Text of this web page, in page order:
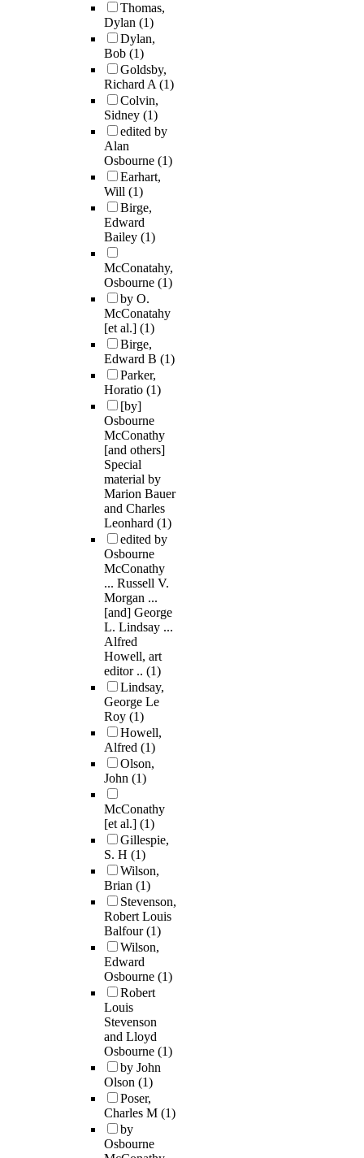
Thomas,
Dylan (1)
Dylan,
Bob (1)
Goldsby,
Richard A(1)
Colvin,
Sidney (1)
edited by
Alan
Osbourne (1)
Earhart,
Will (1)
Birge,
Edward
Bailey (1)
McConatahy,
Osbourne (1)
by O.
McConatahy
[et al.] (1)
Birge,
Edward B (1)
Parker,
Horatio (1)
[by]
Osbourne
McConathy
[and others]
Special
material by
Marion Bauer
and Charles
Leonhard (1)
edited by
Osbourne
McConathy
... Russell V.
Morgan ...
[and] George
L. Lindsay ...
Alfred
Howell, art
editor .. (1)
Lindsay,
George Le
Roy (1)
Howell,
Alfred (1)
Olson,
John (1)
McConathy
[et al.] (1)
Gillespie,
S. H (1)
Wilson,
Brian (1)
Stevenson,
Robert Louis
Balfour(1)
Wilson,
Edward
Osbourne (1)
Robert
Louis
Stevenson
and Lloyd
Osbourne (1)
by John
Olson (1)
Poser,
Charles M (1)
by
Osbourne